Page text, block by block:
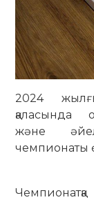
2024
және
чемпионаты